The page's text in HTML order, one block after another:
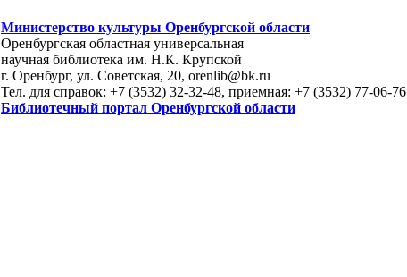
Министерство культуры Оренбургской области
Оренбургская областная универсальная
научная библиотека им. Н.К. Крупской
г. Оренбург, ул. Советская, 20, orenlib@bk.ru
Тел. для справок: +7 (3532) 32-32-48, приемная: +7 (3532) 77-06-76
Библиотечный портал Оренбургской области